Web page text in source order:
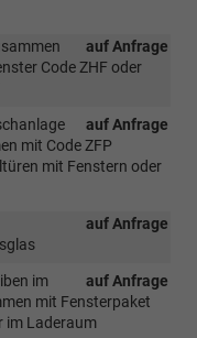
auf Anfrage
Code ZHF oder
auf Anfrage
mit Code ZFP
mit Fenstern oder
auf Anfrage
auf Anfrage
im
mit Fensterpaket
im Laderaum